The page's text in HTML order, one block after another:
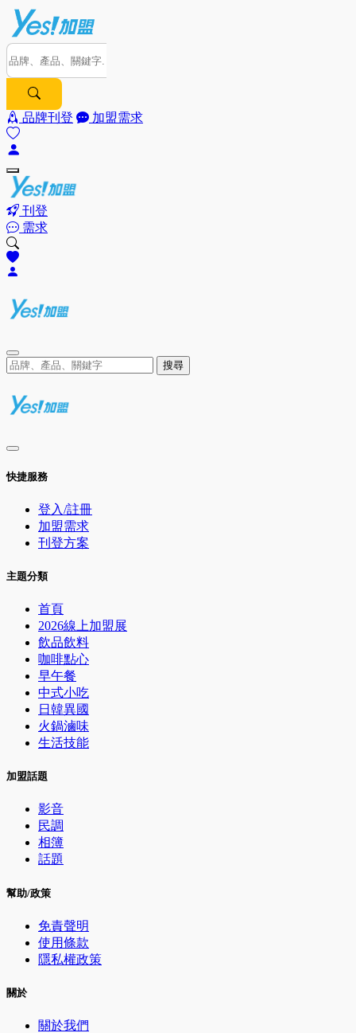
品牌刊登 加盟需求
刊登
需求
搜尋
快捷服務
登入/註冊
加盟需求
刊登方案
主題分類
首頁
2026線上加盟展
飲品飲料
咖啡點心
早午餐
中式小吃
日韓異國
火鍋滷味
生活技能
加盟話題
影音
民調
相簿
話題
幫助/政策
免責聲明
使用條款
隱私權政策
關於
關於我們